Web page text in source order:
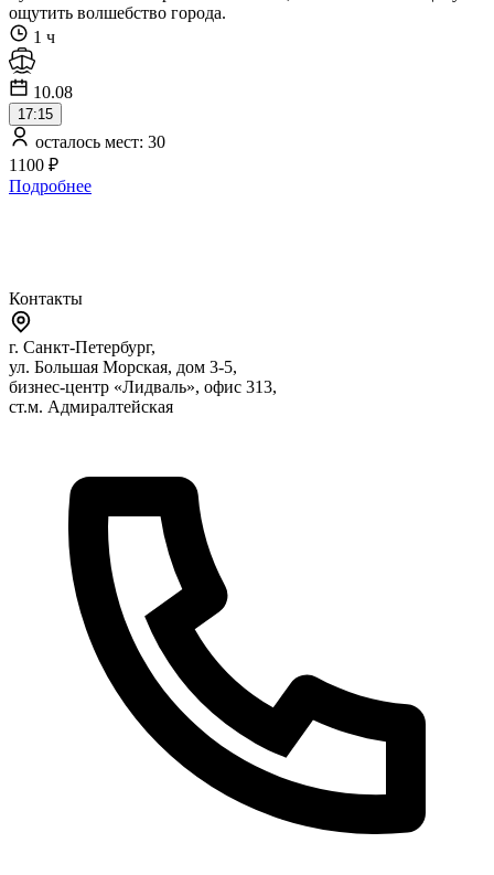
ощутить волшебство города.
1 ч
10.08
17:15
осталось мест: 30
1100 ₽
Подробнее
Контакты
г. Санкт-Петербург,
ул. Большая Морская, дом 3-5,
бизнес-центр «Лидваль», офис 313,
ст.м. Адмиралтейская